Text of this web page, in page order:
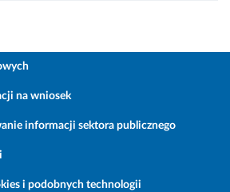
na wniosek
informacji sektora publicznego
i podobnych technologii